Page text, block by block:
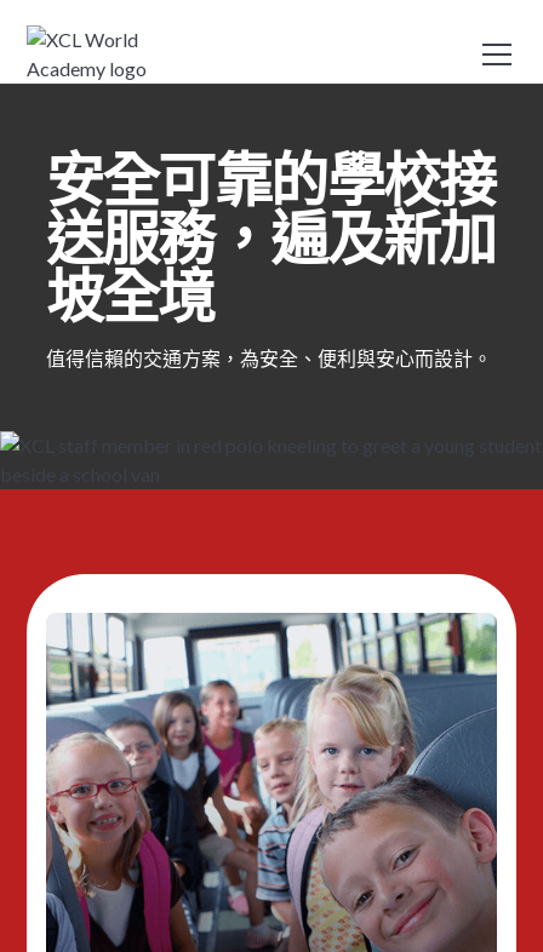
安全可靠的學校接
送服務，遍及新加
坡全境
值得信賴的交通方案，為安全、便利與安心而設計。